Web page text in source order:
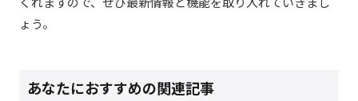
ょう。
あなたにおすすめの関連記事